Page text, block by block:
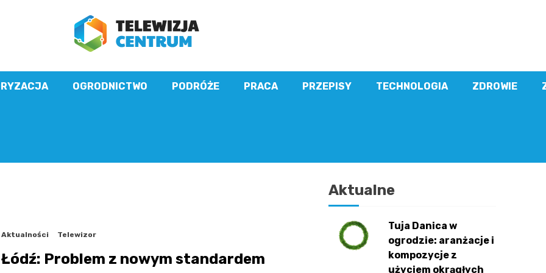
OGRODNICTWO PODRÓŻE PRACA PRZEPISY TECHNOLOGIA ZDROWIE
Aktualności Telewizor
Łódź: Problem z nowym standardem
Aktualne
Tuja Danica w
ogrodzie: aranżacje i
kompozycje z
użyciem okrągłych